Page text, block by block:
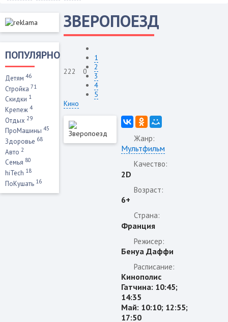
ПОПУЛЯРНО
Детям 46
Стройка 71
Скидки 1
Крепеж 4
Отдых 29
ПроМашины 45
Здоровье 68
Авто 2
Семья 80
hiTech 18
ПоКушать 16
ЗВЕРОПОЕЗД
222 0
1
2
3
4
5
Кино
Жанр:
Мультфильм
Качество:
2D
Возраст:
6+
Страна:
Франция
Режисер:
Бенуа Даффи
Расписание:
Кинополис
Гатчина: 10:45;
14:35
Май: 10:10; 12:55;
17:50